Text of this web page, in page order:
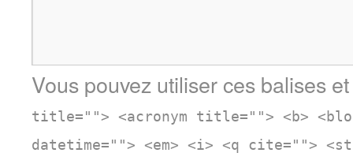
Vous pouvez utiliser ces balises
title=""> <acronym title=""> <b>
datetime=""> <em> <i> <q cite="">